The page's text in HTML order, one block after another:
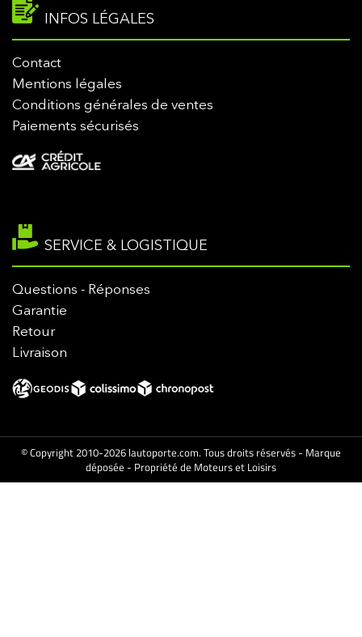
INFOS LÉGALES
Contact
Mentions légales
Conditions générales de ventes
Paiements sécurisés
SERVICE & LOGISTIQUE
Questions - Réponses
Garantie
Retour
Livraison
© Copyright 2010-2026 lautoporte.com. Tous droits réservés - Marque
déposée - Propriété de Moteurs et Loisirs